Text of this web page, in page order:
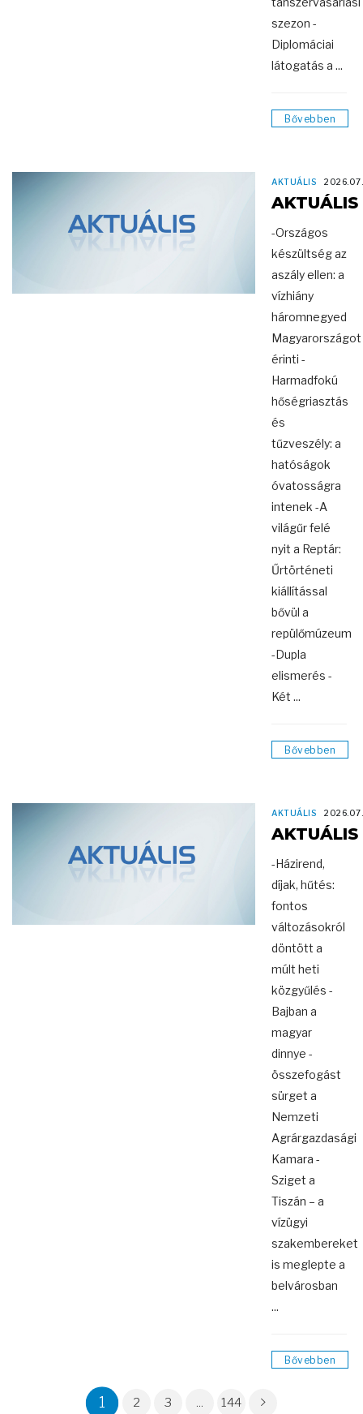
szezon -
Diplomáciai
látogatás a ...
Bővebben
AKTUÁLIS
AKTUÁLIS
-Országos
készültség az
aszály ellen: a
vízhiány
háromnegyed
Magyarországot
érinti -
Harmadfokú
hőségriasztás
és
tűzveszély: a
hatóságok
óvatosságra
intenek -A
világűr felé
nyit a Reptár:
Űrtörténeti
kiállítással
bővül a
repülőmúzeum
-Dupla
elismerés -
Két ...
Bővebben
AKTUÁLIS
AKTUÁLIS
-Házirend,
díjak, hűtés:
fontos
változásokról
döntött a
múlt heti
közgyűlés -
Bajban a
magyar
dinnye -
összefogást
sürget a
Nemzeti
Agrárgazdasági
Kamara -
Sziget a
Tiszán – a
vízügyi
szakembereket
is meglepte a
belvárosban
...
Bővebben
1 2 3 ... 144